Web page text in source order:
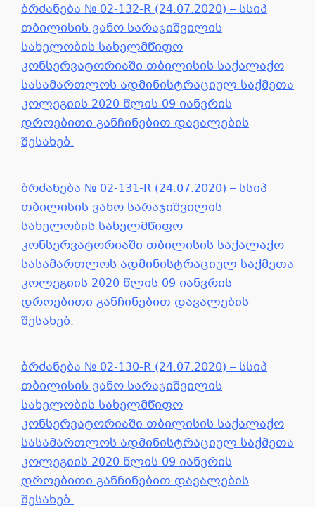
ბრძანება № 02-132-R (24.07.2020) – სსიპ
თბილისის ვანო სარაჯიშვილის
სახელობის სახელმწიფო
კონსერვატორიაში თბილისის საქალაქო
სასამართლოს ადმინისტრაციულ საქმეთა
კოლეგიის 2020 წლის 09 იანვრის
დროებითი განჩინებით დავალების
შესახებ.
ბრძანება № 02-131-R (24.07.2020) – სსიპ
თბილისის ვანო სარაჯიშვილის
სახელობის სახელმწიფო
კონსერვატორიაში თბილისის საქალაქო
სასამართლოს ადმინისტრაციულ საქმეთა
კოლეგიის 2020 წლის 09 იანვრის
დროებითი განჩინებით დავალების
შესახებ.
ბრძანება № 02-130-R (24.07.2020) – სსიპ
თბილისის ვანო სარაჯიშვილის
სახელობის სახელმწიფო
კონსერვატორიაში თბილისის საქალაქო
სასამართლოს ადმინისტრაციულ საქმეთა
კოლეგიის 2020 წლის 09 იანვრის
დროებითი განჩინებით დავალების
შესახებ.